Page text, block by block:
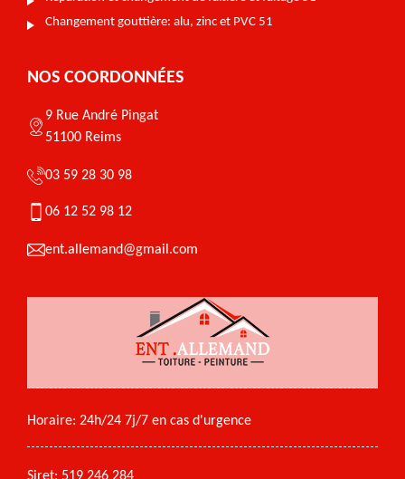
Changement gouttière: alu, zinc et PVC 51
NOS COORDONNÉES
9 Rue André Pingat
51100 Reims
03 59 28 30 98
06 12 52 98 12
ent.allemand@gmail.com
Horaire: 24h/24 7j/7 en cas d'urgence